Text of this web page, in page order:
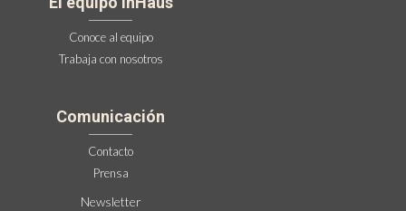
Conoce al equipo
Trabaja con nosotros
Comunicación
Contacto
Prensa
Newsletter